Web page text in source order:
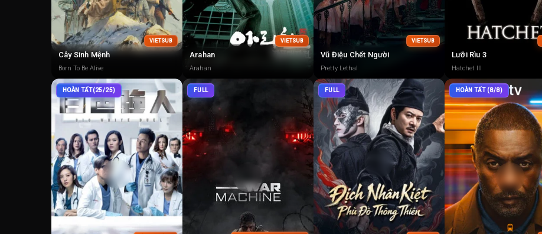
VIETSUB
Cây Sinh Mệnh
Born To Be Alive
VIETSUB
Arahan
Arahan
VIETSUB
Vũ Điệu Chết Người
Pretty Lethal
Lưỡi Rìu 3
Hatchet III
HOÀN TẤT(25/25) FULL FULL HOÀN TẤT (8/8)